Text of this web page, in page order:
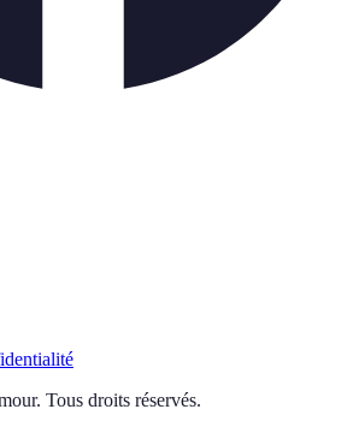
. Tous droits réservés.